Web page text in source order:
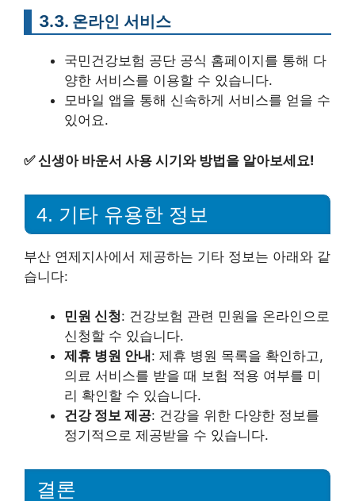
3.3. 온라인 서비스
국민건강보험 공단 공식 홈페이지를 통해 다
양한 서비스를 이용할 수 있습니다.
모바일 앱을 통해 신속하게 서비스를 얻을 수
있어요.
✅신생아 바운서 사용 시기와 방법을 알아보세요!
4. 기타 유용한 정보
부산 연제지사에서 제공하는 기타 정보는 아래와 같
습니다:
민원 신청: 건강보험 관련 민원을 온라인으로
신청할 수 있습니다.
제휴 병원 안내 : 제휴 병원 목록을 확인하고,
의료 서비스를 받을 때 보험 적용 여부를 미
리 확인할 수 있습니다.
건강 정보 제공: 건강을 위한 다양한 정보를
정기적으로 제공받을 수 있습니다.
결론